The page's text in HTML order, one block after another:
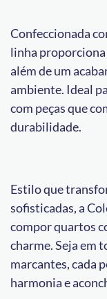
Confeccionada
linha proporciona
além de um
ambiente. Ideal
com peças que
durabilidade.
Estilo que
sofisticadas, a
compor quartos
charme. Seja em
marcantes, cada
harmonia e